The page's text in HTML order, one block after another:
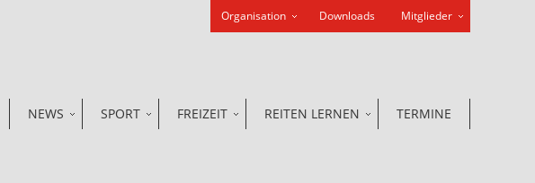
Organisation Downloads Mitglieder
NEWS SPORT FREIZEIT REITEN LERNEN TERMINE